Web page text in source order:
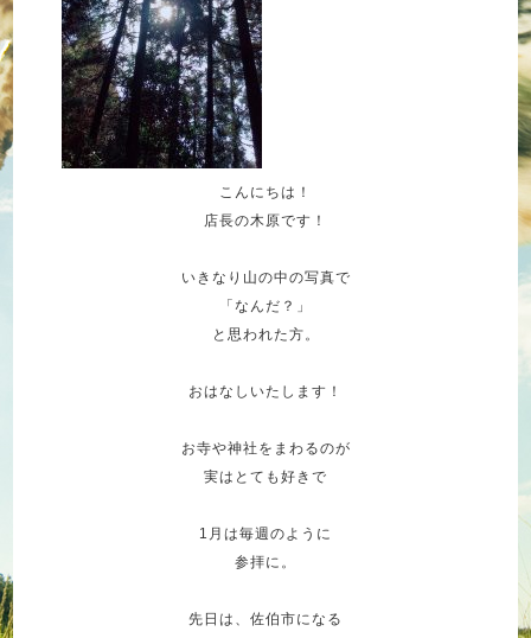
こんにちは！
店長の木原です！
いきなり山の中の写真で
「なんだ？」
と思われた方。
おはなしいたします！
お寺や神社をまわるのが
実はとても好きで
1月は毎週のように
参拝に。
先日は、佐伯市になる